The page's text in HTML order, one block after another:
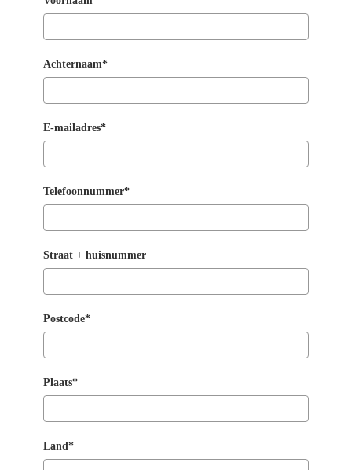
Achternaam*
E-mailadres*
Telefoonnummer*
Straat + huisnummer
Postcode*
Plaats*
Land*